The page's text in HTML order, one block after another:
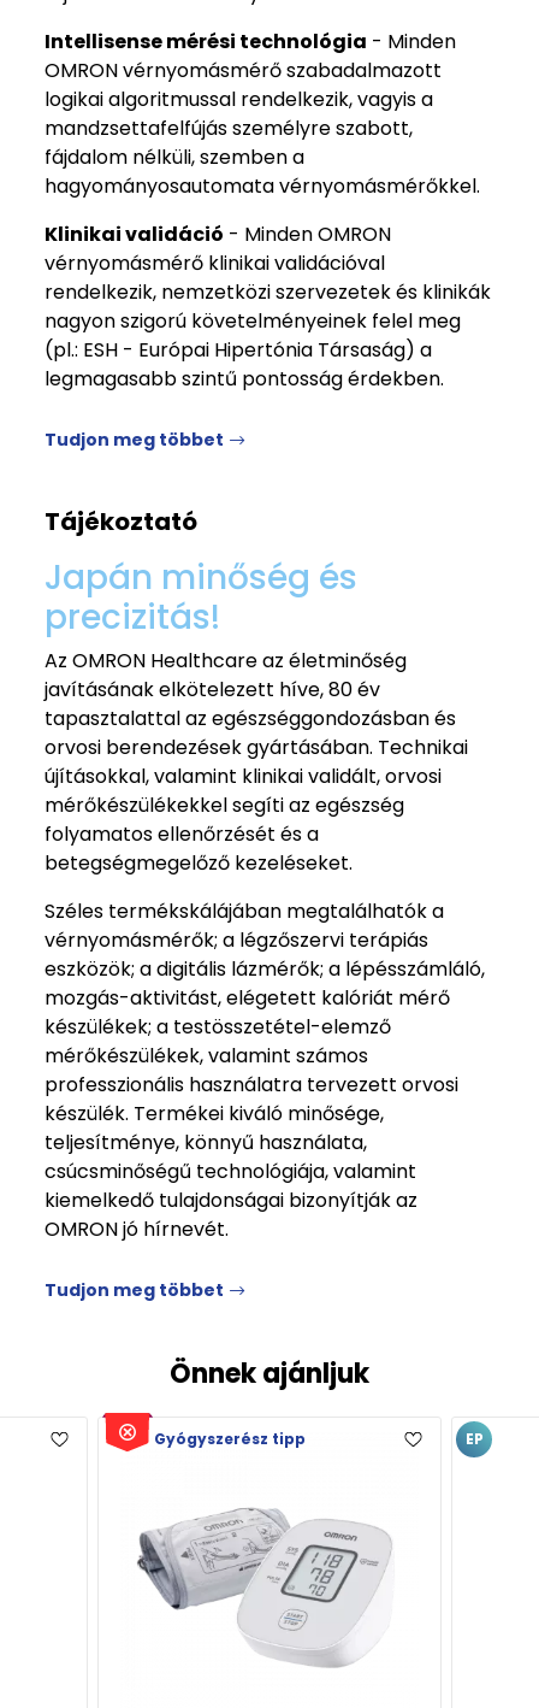
Intellisense mérési technológia - Minden
OMRON vérnyomásmérő szabadalmazott
logikai algoritmussal rendelkezik, vagyis a
mandzsettafelfújás személyre szabott,
fájdalom nélküli, szemben a
hagyományosautomata vérnyomásmérőkkel.
Klinikai validáció - Minden OMRON
vérnyomásmérő klinikai validációval
rendelkezik, nemzetközi szervezetek és klinikák
nagyon szigorú követelményeinek felel meg
(pl.: ESH - Európai Hipertónia Társaság) a
legmagasabb szintű pontosság érdekben.
Tudjon meg többet
Tájékoztató
Japán minőség és
precizitás!
Az OMRON Healthcare az életminőség
javításának elkötelezett híve, 80 év
tapasztalattal az egészséggondozásban és
orvosi berendezések gyártásában. Technikai
újításokkal, valamint klinikai validált, orvosi
mérőkészülékekkel segíti az egészség
folyamatos ellenőrzését és a
betegségmegelőző kezeléseket.
Széles termékskálájában megtalálhatók a
vérnyomásmérők; a légzőszervi terápiás
eszközök; a digitális lázmérők; a lépésszámláló,
mozgás-aktivitást, elégetett kalóriát mérő
készülékek; a testösszetétel-elemző
mérőkészülékek, valamint számos
professzionális használatra tervezett orvosi
készülék. Termékei kiváló minősége,
teljesítménye, könnyű használata,
csúcsminőségű technológiája, valamint
kiemelkedő tulajdonságai bizonyítják az
OMRON jó hírnevét.
Tudjon meg többet
Önnek ajánljuk
Gyógyszerész tipp EP